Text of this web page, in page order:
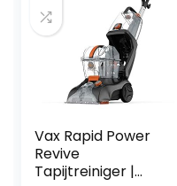
1300 W
Vax Rapid Power
Revive
Tapijtreiniger |